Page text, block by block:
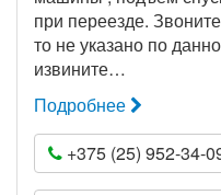
при переезде.
то не указано по
извините…
Подробнее
+375 (25) 952-34-